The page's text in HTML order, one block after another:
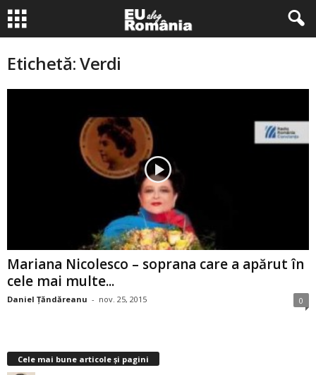
Etichetă: Verdi
Mariana Nicolesco – soprana care a apărut în
cele mai multe...
Daniel Țăndăreanu - nov. 25, 2015 0
Cele mai bune articole și pagini